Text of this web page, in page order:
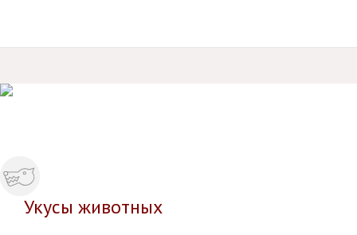
Укусы животных